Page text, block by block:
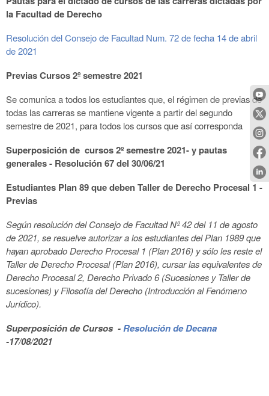
la Facultad de Derecho
Resolución del Consejo de Facultad Num. 72 de fecha 14 de abril
de 2021
Previas Cursos 2º semestre 2021
Se comunica a todos los estudiantes que, el régimen de previas de
todas las carreras se mantiene vigente a partir del segundo
semestre de 2021, para todos los cursos que así corresponda
Superposición de cursos 2º semestre 2021- y pautas
generales - Resolución 67 del 30/06/21
Estudiantes Plan 89 que deben Taller de Derecho Procesal 1 -
Previas
Según resolución del Consejo de Facultad Nº 42 del 11 de agosto
de 2021, se resuelveautorizar a los estudiantes del Plan 1989 que
hayan aprobado Derecho Procesal 1 (Plan 2016) y sólo les reste el
Taller de Derecho Procesal (Plan 2016), cursar las equivalentes de
Derecho Procesal 2, Derecho Privado 6 (Sucesiones y Taller de
sucesiones) y Filosofía del Derecho (Introducción al Fenómeno
Jurídico).
Superposición de Cursos -Resolución de Decana
-17/08/2021